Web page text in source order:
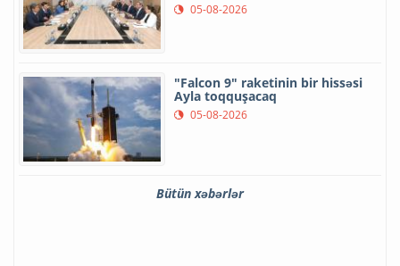
05-08-2026
"Falcon 9" raketinin bir hissəsi
Ayla toqquşacaq
05-08-2026
Bütün xəbərlər